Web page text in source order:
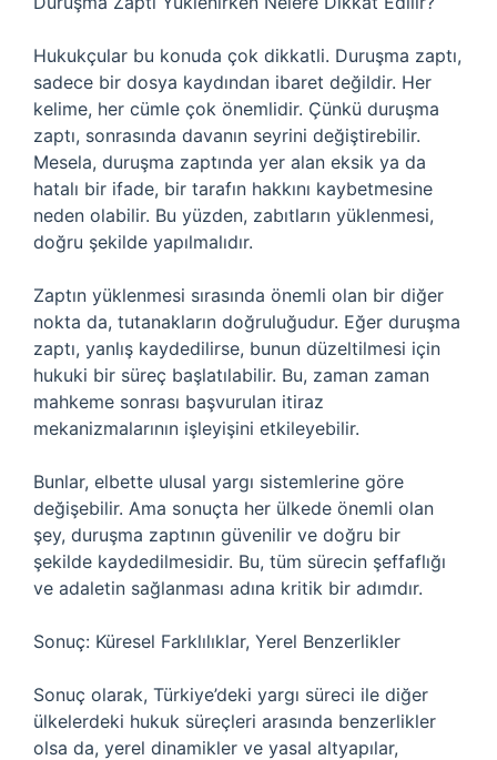
Hukukçular bu konuda çok dikkatli. Duruşma zaptı,
sadece bir dosya kaydından ibaret değildir. Her
kelime, her cümle çok önemlidir. Çünkü duruşma
zaptı, sonrasında davanın seyrini değiştirebilir.
Mesela, duruşma zaptında yer alan eksik ya da
hatalı bir ifade, bir tarafın hakkını kaybetmesine
neden olabilir. Bu yüzden, zabıtların yüklenmesi,
doğru şekilde yapılmalıdır.
Zaptın yüklenmesi sırasında önemli olan bir diğer
nokta da, tutanakların doğruluğudur. Eğer duruşma
zaptı, yanlış kaydedilirse, bunun düzeltilmesi için
hukuki bir süreç başlatılabilir. Bu, zaman zaman
mahkeme sonrası başvurulan itiraz
mekanizmalarının işleyişini etkileyebilir.
Bunlar, elbette ulusal yargı sistemlerine göre
değişebilir. Ama sonuçta her ülkede önemli olan
şey, duruşma zaptının güvenilir ve doğru bir
şekilde kaydedilmesidir. Bu, tüm sürecin şeffaflığı
ve adaletin sağlanması adına kritik bir adımdır.
Sonuç: Küresel Farklılıklar, Yerel Benzerlikler
Sonuç olarak, Türkiye’deki yargı süreci ile diğer
ülkelerdeki hukuk süreçleri arasında benzerlikler
olsa da, yerel dinamikler ve yasal altyapılar,